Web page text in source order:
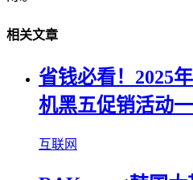
相关文章
省钱必看！2025
机黑五促销活动
互联网